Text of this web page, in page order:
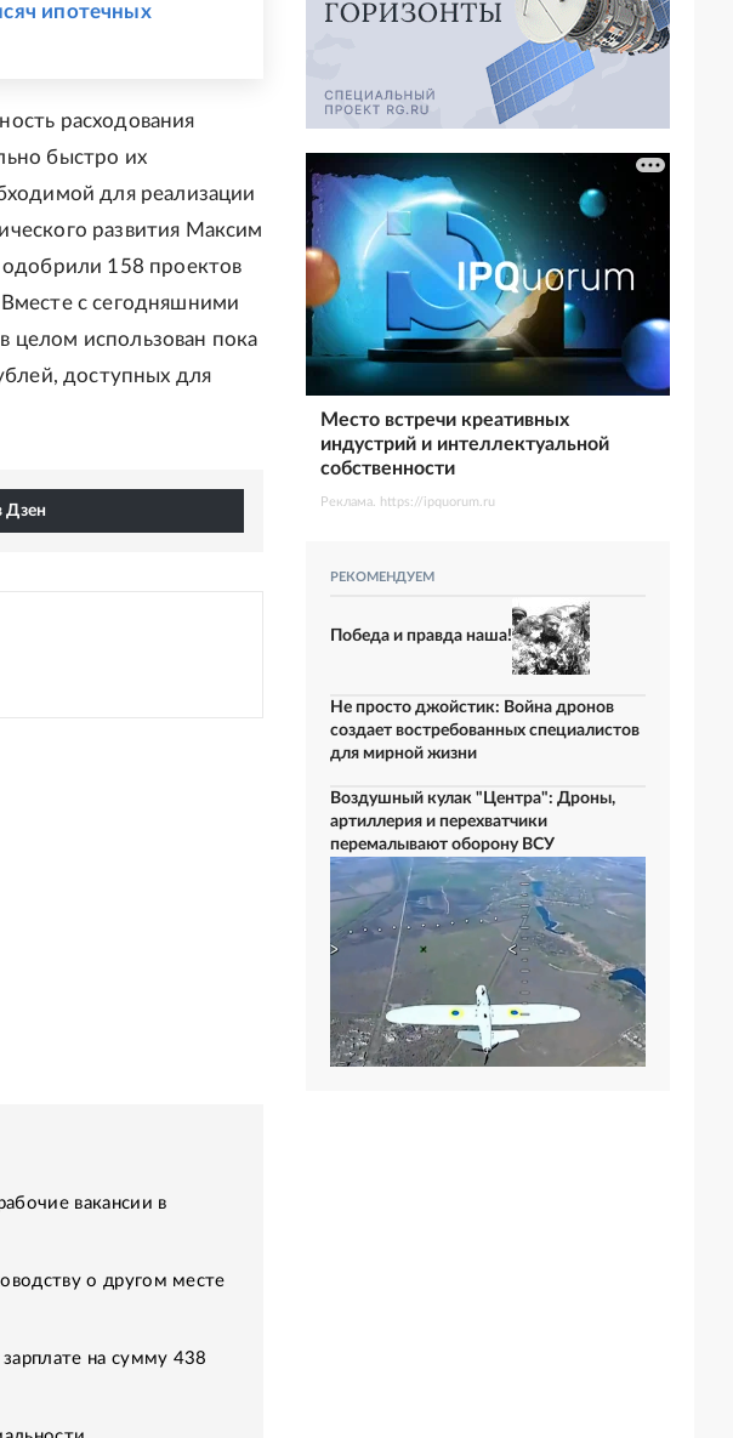
ипотечных
расходования
быстро их
для реализации
развития Максим
158 проектов
с сегодняшними
целом использован пока
доступных для
Дзен
вакансии в
о другом месте
на сумму 438
Место встречи креативных
индустрий и интеллектуальной
собственности
Реклама. https://ipquorum.ru
РЕКОМЕНДУЕМ
Победа и правда наша!
Не просто джойстик: Война дронов
создает востребованных специалистов
для мирной жизни
Воздушный кулак "Центра": Дроны,
артиллерия и перехватчики
перемалывают оборону ВСУ